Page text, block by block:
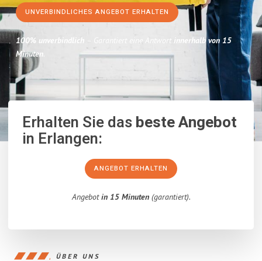
UNVERBINDLICHES ANGEBOT ERHALTEN
100% unverbindlich – Garantiert eine Antwort innerhalb von 15
Minuten.
Erhalten Sie dasbeste Angebot
in Erlangen:
ANGEBOT ERHALTEN
Angebotin 15 Minuten(garantiert).
ÜBER UNS